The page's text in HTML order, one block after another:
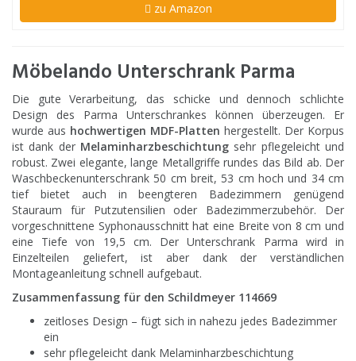
zu Amazon
Möbelando Unterschrank Parma
Die gute Verarbeitung, das schicke und dennoch schlichte
Design des Parma Unterschrankes können überzeugen. Er
wurde aus hochwertigen MDF-Platten hergestellt. Der Korpus
ist dank der Melaminharzbeschichtung sehr pflegeleicht und
robust. Zwei elegante, lange Metallgriffe rundes das Bild ab. Der
Waschbeckenunterschrank 50 cm breit, 53 cm hoch und 34 cm
tief bietet auch in beengteren Badezimmern genügend
Stauraum für Putzutensilien oder Badezimmerzubehör. Der
vorgeschnittene Syphonausschnitt hat eine Breite von 8 cm und
eine Tiefe von 19,5 cm. Der Unterschrank Parma wird in
Einzelteilen geliefert, ist aber dank der verständlichen
Montageanleitung schnell aufgebaut.
Zusammenfassung für den Schildmeyer 114669
zeitloses Design – fügt sich in nahezu jedes Badezimmer
ein
sehr pflegeleicht dank Melaminharzbeschichtung